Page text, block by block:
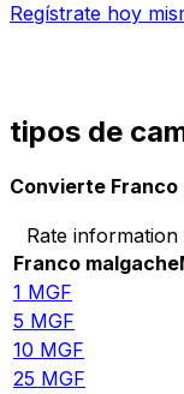
Regístrate hoy
tipos de
Convierte Franco
Rate
Franco malgache
1 MGF
5 MGF
10 MGF
25 MGF